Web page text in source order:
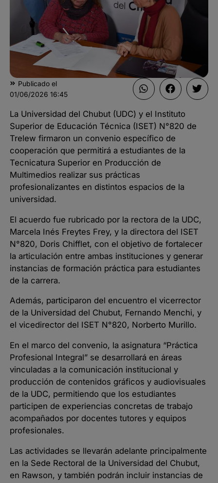
Publicado el
01/06/2026 16:45
La Universidad del Chubut (UDC) y el Instituto
Superior de Educación Técnica (ISET) N°820 de
Trelew firmaron un convenio específico de
cooperación que permitirá a estudiantes de la
Tecnicatura Superior en Producción de
Multimedios realizar sus prácticas
profesionalizantes en distintos espacios de la
universidad.
El acuerdo fue rubricado por la rectora de la UDC,
Marcela Inés Freytes Frey, y la directora del ISET
N°820, Doris Chifflet, con el objetivo de fortalecer
la articulación entre ambas instituciones y generar
instancias de formación práctica para estudiantes
de la carrera.
Además, participaron del encuentro el vicerrector
de la Universidad del Chubut, Fernando Menchi, y
el vicedirector del ISET N°820, Norberto Murillo.
En el marco del convenio, la asignatura “Práctica
Profesional Integral” se desarrollará en áreas
vinculadas a la comunicación institucional y
producción de contenidos gráficos y audiovisuales
de la UDC, permitiendo que los estudiantes
participen de experiencias concretas de trabajo
acompañados por docentes tutores y equipos
profesionales.
Las actividades se llevarán adelante principalmente
en la Sede Rectoral de la Universidad del Chubut,
en Rawson, y también podrán incluir instancias de